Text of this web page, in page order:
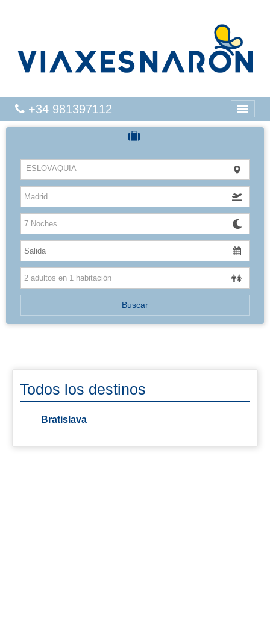
+34 981397112
HOTELES
VUELOS
CARIBE
CANARIAS
BALEARES
ESLOVAQUIA
Buscar
Todos los destinos
Bratislava